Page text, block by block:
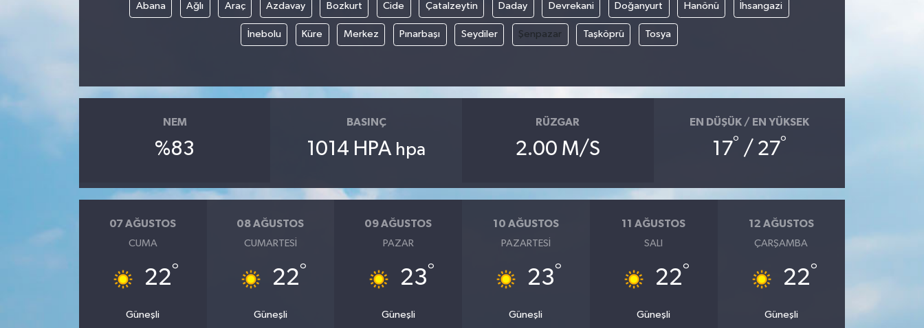
Abana Ağlı Araç Azdavay Bozkurt Cide Çatalzeytin Daday Devrekani Doğanyurt Hanönü İhsangazi
İnebolu Küre Merkez Pınarbaşı Seydiler Şenpazar Taşköprü Tosya
NEM
%83
BASINÇ
1014 HPA hpa
RÜZGAR
2.00 M/S
EN DÜŞÜK / EN YÜKSEK
17° / 27°
07 AĞUSTOS
CUMA
22°
Güneşli
08 AĞUSTOS
CUMARTESI
22°
Güneşli
09 AĞUSTOS
PAZAR
23°
Güneşli
10 AĞUSTOS
PAZARTESI
23°
Güneşli
11 AĞUSTOS
SALI
22°
Güneşli
12 AĞUSTOS
ÇARŞAMBA
22°
Güneşli